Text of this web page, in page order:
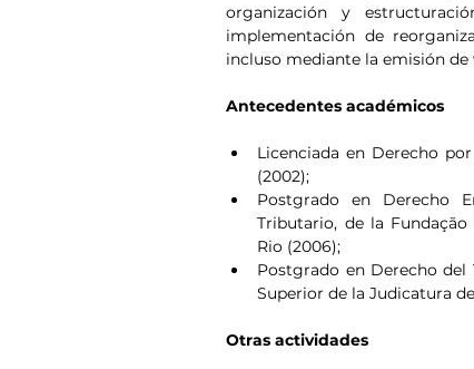
organización y
implementación de
incluso mediante la emisión
Antecedentes académicos
Licenciada en Derecho
(2002);
Postgrado en Derecho
Tributario, de la
Rio (2006);
Postgrado en Derecho del
Superior de la Judicatura
Otras actividades